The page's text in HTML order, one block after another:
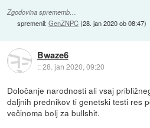
Zgodovina sprememb…
spremenil:GenZNPC(28. jan 2020 ob 08:47)
Bwaze6
::28. jan 2020, 09:20
Določanje narodnosti ali vsaj
daljnih prednikov ti genetski testi res
večinoma bolj za bullshit.